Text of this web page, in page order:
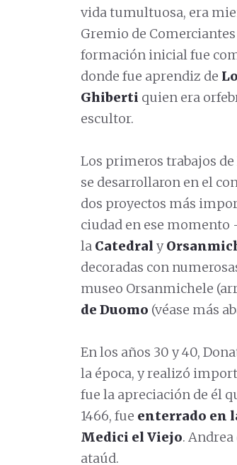
vida tumultuosa, era
Gremio de Comerciantes
formación inicial fue
donde fue aprendiz de
Ghiberti quien era
escultor.
Los primeros trabajos
se desarrollaron en el
dos proyectos más
ciudad en ese momento
la Catedral y
decoradas con
museo Orsanmichele
de Duomo (véase más
En los años 30 y 40,
la época, y realizó
fue la apreciación de él
1466, fue enterrado en
Medici el Viejo.
ataúd.